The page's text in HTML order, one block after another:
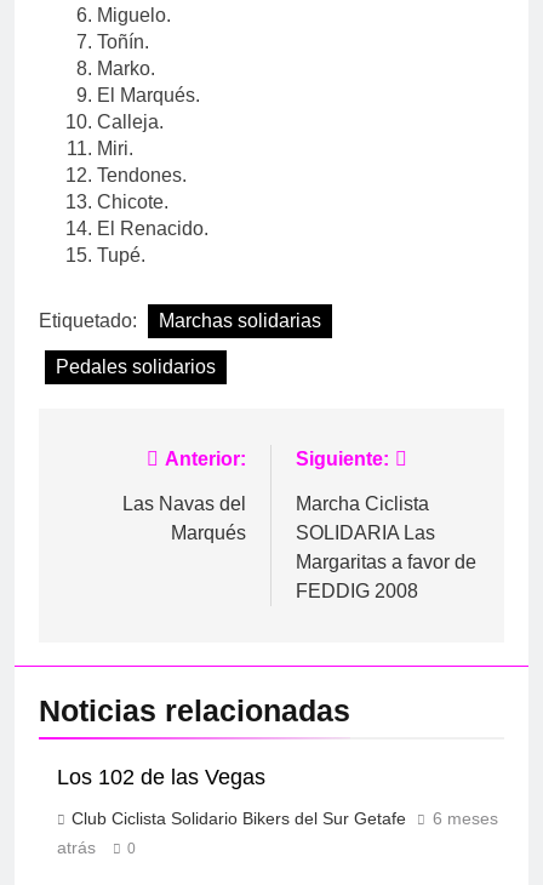
Miguelo.
Toñín.
Marko.
El Marqués.
Calleja.
Miri.
Tendones.
Chicote.
El Renacido.
Tupé.
Etiquetado: Marchas solidarias
Pedales solidarios
Navegación
Anterior:
Las Navas del
Marqués
Siguiente:
Marcha Ciclista
SOLIDARIA Las
Margaritas a favor de
FEDDIG 2008
Noticias relacionadas
Los 102 de las Vegas
Club Ciclista Solidario Bikers del Sur Getafe
6 meses
atrás
0